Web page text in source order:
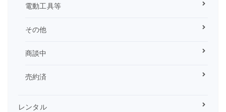
電動工具等
その他
商談中
売約済
レンタル